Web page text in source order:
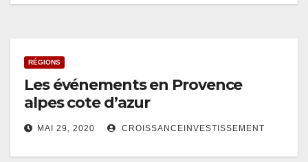
RÉGIONS
Les événements en Provence
alpes cote d’azur
MAI 29, 2020 CROISSANCEINVESTISSEMENT